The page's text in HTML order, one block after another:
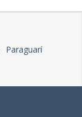
Paraguarí